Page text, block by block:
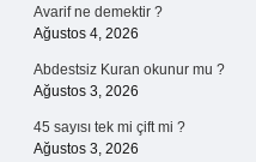
Avarif ne demektir ?
Ağustos 4, 2026
Abdestsiz Kuran okunur mu ?
Ağustos 3, 2026
45 sayısı tek mi çift mi ?
Ağustos 3, 2026